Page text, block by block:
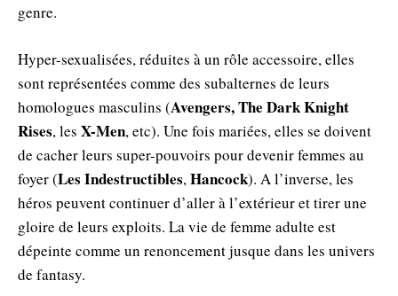
genre.
Hyper-sexualisées, réduites à un rôle accessoire, elles
sont représentées comme des subalternes de leurs
homologues masculins (Avengers, The Dark Knight
Rises, les X-Men, etc). Une fois mariées, elles se doivent
de cacher leurs super-pouvoirs pour devenir femmes au
foyer (Les Indestructibles,Hancock). A l’inverse, les
héros peuvent continuer d’aller à l’extérieur et tirer une
gloire de leurs exploits. La vie de femme adulte est
dépeinte comme un renoncement jusque dans les univers
de fantasy.